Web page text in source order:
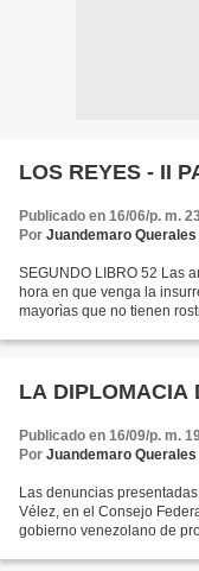
LOS REYES - II
Publicado en 16/06/p. m.
Por Juandemaro Querales
SEGUNDO LIBRO 52 Las
hora en que venga la
mayorìas que no tienen
LA DIPLOMACIA
Publicado en 16/09/p. m.
Por Juandemaro Querales
Las denuncias
Vélez, en el Consejo
gobierno venezolano de